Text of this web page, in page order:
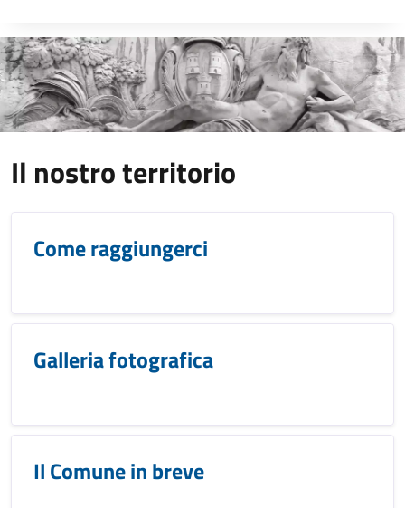
Il nostro territorio
Come raggiungerci
Galleria fotografica
Il Comune in breve